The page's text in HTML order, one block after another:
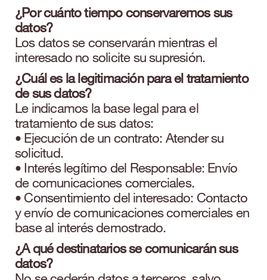
¿Por cuánto tiempo conservaremos sus
datos?
Los datos se conservarán mientras el
interesado no solicite su supresión.
¿Cuál es la legitimación para el tratamiento
de sus datos?
Le indicamos la base legal para el
tratamiento de sus datos:
• Ejecución de un contrato: Atender su
solicitud.
• Interés legítimo del Responsable: Envío
de comunicaciones comerciales.
• Consentimiento del interesado: Contacto
y envío de comunicaciones comerciales en
base al interés demostrado.
¿A qué destinatarios se comunicarán sus
datos?